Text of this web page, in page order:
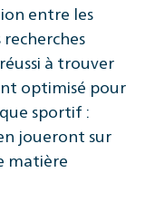
entre les
à trouver
optimisé pour
sportif :
joueront sur
matière